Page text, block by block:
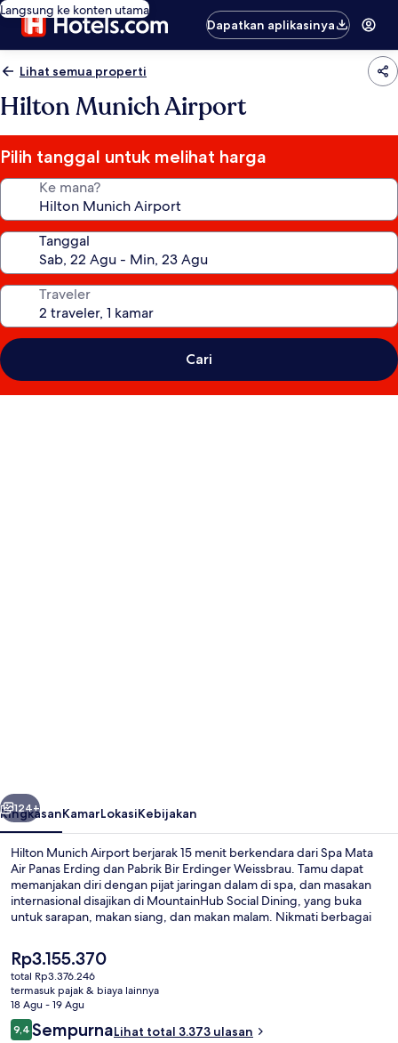
Langsung ke konten utama
Dapatkan aplikasinya
Lihat semua properti
Hilton Munich Airport
Pilih tanggal untuk melihat harga
Ke mana?
Tanggal
Traveler
Cari
Berikutnya
124+
RingkasanKamarLokasiKebijakan
Hilton Munich Airport berjarak 15 menit berkendara dari Spa Mata
Air Panas Erding dan Pabrik Bir Erdinger Weissbrau. Tamu dapat
memanjakan diri dengan pijat jaringan dalam di spa, dan masakan
internasional disajikan di MountainHub Social Dining, yang buka
untuk sarapan, makan siang, dan makan malam. Nikmati berbagai
pusat kebugaran 24 jam, dan pusat kebugaran. Para traveler
menyukai tempat tidur di kamar dan staf.
Harga
saat
ini
Rp3.155.370
Rp3.155.370
total Rp3.376.246
termasuk pajak & biaya lainnya
18 Agu - 19 Agu
Ulasan
9,49,4 dari 10
SempurnaLihat total 3.373 ulasan